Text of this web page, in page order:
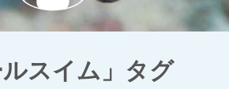
ルスイム」タグ